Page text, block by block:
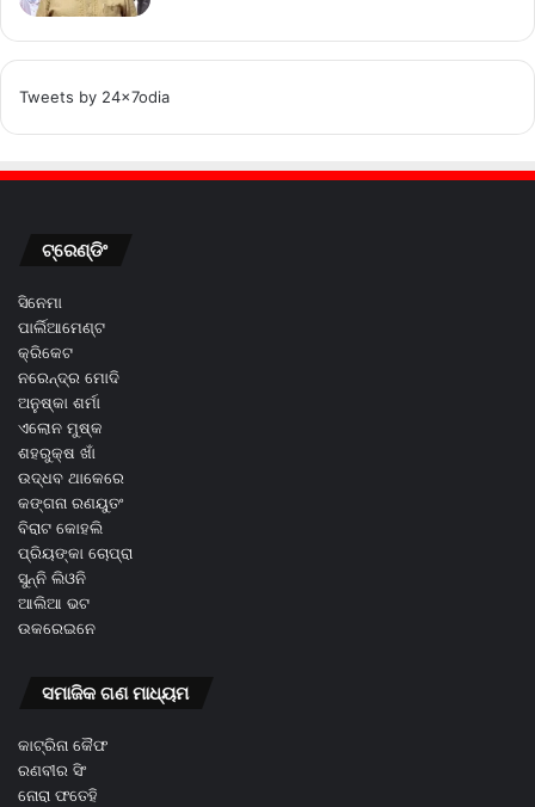
Tweets by 24x7odia
ଟ୍ରେଣ୍ଡିଂ
ସିନେମା
ପାର୍ଲିଆମେଣ୍ଟ
କ୍ରିକେଟ
ନରେନ୍ଦ୍ର ମୋଦି
ଅନୁଷ୍କା ଶର୍ମା
ଏଲୋନ ମୁଷ୍କ
ଶହରୁକ୍ଷ ଖାଁ
ଉଦ୍ଧବ ଥାକେରେ
କଙ୍ଗନା ରଣୟୁତଂ
ବିରାଟ କୋହଲି
ପ୍ରିୟଙ୍କା ଚୋପ୍ରା
ସୁନ୍ନି ଲିଓନି
ଆଲିଆ ଭଟ
ଉକରେଇନେ
ସମାଜିକ ଗଣ ମାଧ୍ୟମ
କାଟ୍ରିନା କୈଫ
ରଣବୀର ସିଂ
ନୋରା ଫତେହି